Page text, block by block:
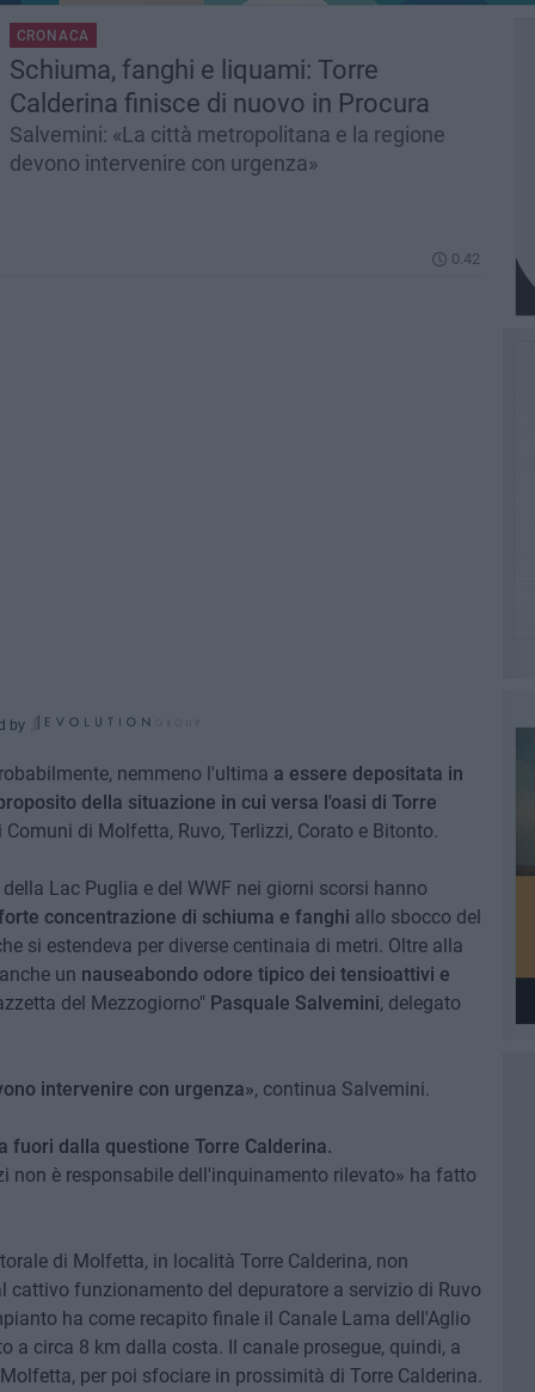
CRONACA
Schiuma, fanghi e liquami: Torre
Calderina finisce di nuovo in Procura
Salvemini: «La città metropolitana e la regione
devono intervenire con urgenza»
0.42
by
nemmeno l'ultima a essere depositata in
della situazione in cui versa l'oasi di Torre
di Molfetta, Ruvo, Terlizzi, Corato e Bitonto.
Lac Puglia e del WWF nei giorni scorsi hanno
concentrazione di schiuma e fanghi allo sbocco del
si estendeva per diverse centinaia di metri. Oltre alla
un nauseabondo odore tipico dei tensioattivi e
del Mezzogiorno" Pasquale Salvemini, delegato
intervenire con urgenza», continua Salvemini.
fuori dalla questione Torre Calderina.
non è responsabile dell'inquinamento rilevato» ha fatto
di Molfetta, in località Torre Calderina, non
cattivo funzionamento del depuratore a servizio di Ruvo
ha come recapito finale il Canale Lama dell'Aglio
circa 8 km dalla costa. Il canale prosegue, quindi, a
per poi sfociare in prossimità di Torre Calderina.